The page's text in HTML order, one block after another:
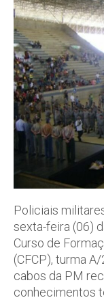
Policiais
sexta-feira (06)
Curso de
(CFCP), turma
cabos da PM
conhecimentos